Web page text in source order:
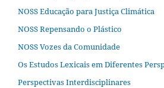
NOSS Educação para Justiça Climática
NOSS Repensando o Plástico
NOSS Vozes da Comunidade
Os Estudos Lexicais em Diferentes
Perspectivas Interdisciplinares